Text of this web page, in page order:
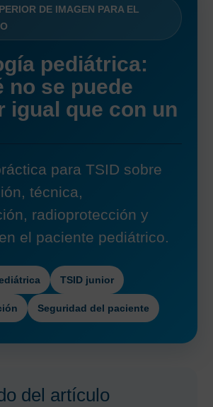
DE IMAGEN PARA EL
pediátrica:
no se puede
igual que con un
para TSID sobre
técnica,
radioprotección y
el paciente pediátrico.
TSID junior
Seguridad del paciente
del artículo